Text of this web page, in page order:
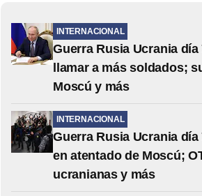
INTERNACIONAL
Guerra Rusia Ucrania
llamar a más soldados;
Moscú y más
INTERNACIONAL
Guerra Rusia Ucrania
en atentado de Moscú;
ucranianas y más